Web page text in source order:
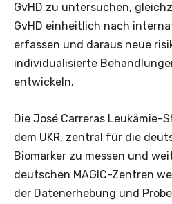
GvHD zu untersuchen,
GvHD einheitlich nach
erfassen und daraus neue
individualisierte
entwickeln.
Die José Carreras
dem UKR, zentral für die
Biomarker zu messen und
deutschen MAGIC-Zentren
der Datenerhebung und